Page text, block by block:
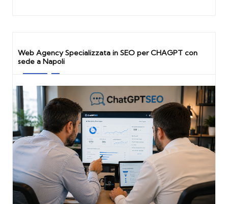
Web Agency Specializzata in SEO per CHAGPT con
sede a Napoli